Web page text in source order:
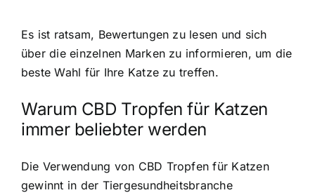
Es ist ratsam, Bewertungen zu lesen und sich
über die einzelnen Marken zu informieren, um die
beste Wahl für Ihre Katze zu treffen.
Warum CBD Tropfen für Katzen
immer beliebter werden
Die Verwendung von CBD Tropfen für Katzen
gewinnt in der Tiergesundheitsbranche